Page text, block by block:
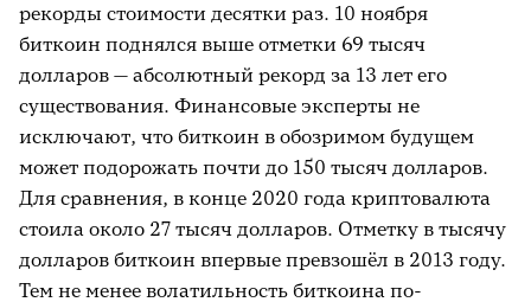
рекорды стоимости десятки раз. 10 ноября
биткоин поднялся выше отметки 69 тысяч
долларов — абсолютный рекорд за 13 лет его
существования. Финансовые эксперты не
исключают, что биткоин в обозримом будущем
может подорожать почти до 150 тысяч долларов.
Для сравнения, в конце 2020 года криптовалюта
стоила около 27 тысяч долларов. Отметку в тысячу
долларов биткоин впервые превзошёл в 2013 году.
Тем не менее волатильность биткоина по-